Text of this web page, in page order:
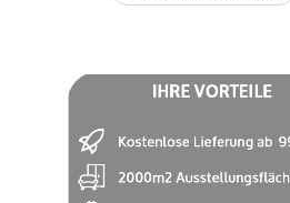
erweiterbar mit LSG